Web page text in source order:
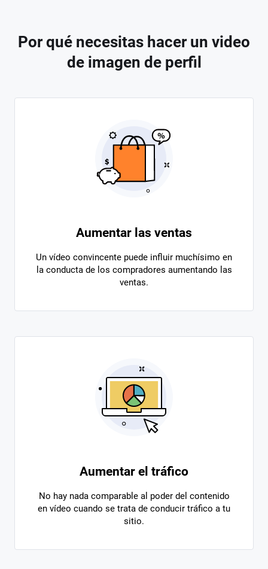
Por qué necesitas hacer un video
de imagen de perfil
Aumentar las ventas
Un vídeo convincente puede influir muchísimo en
la conducta de los compradores aumentando las
ventas.
Aumentar el tráfico
No hay nada comparable al poder del contenido
en vídeo cuando se trata de conducir tráfico a tu
sitio.